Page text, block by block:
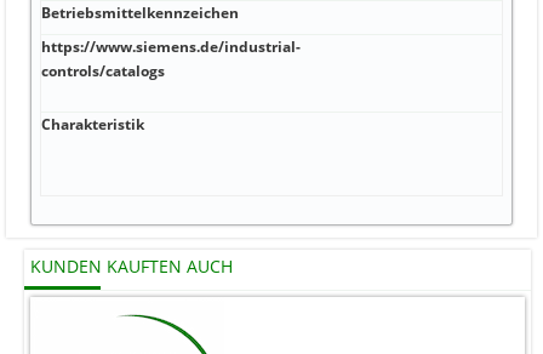
Betriebsmittelkennzeichen
https://www.siemens.de/industrial-
controls/catalogs
Charakteristik
KUNDEN KAUFTEN AUCH